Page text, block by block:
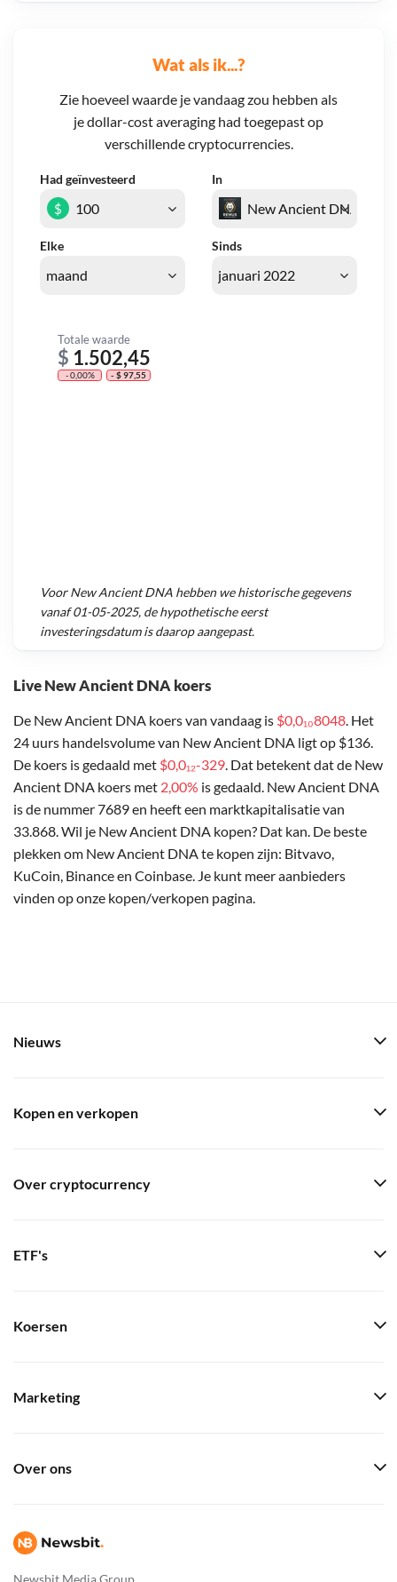
Live New Ancient DNA koers
De New Ancient DNA koers van vandaag is $0,0₁₀8048. Het
24 uurs handelsvolume van New Ancient DNA ligt op $136.
De koers is gedaald met $0,0₁₂-329. Dat betekent dat de New
Ancient DNA koers met 2,00% is gedaald. New Ancient DNA
is de nummer 7689 en heeft een marktkapitalisatie van
33.868. Wil je New Ancient DNA kopen? Dat kan. De beste
plekken om New Ancient DNA te kopen zijn: Bitvavo,
KuCoin, Binance en Coinbase. Je kunt meer aanbieders
vinden op onze kopen/verkopen pagina.
Wat als ik...?
Zie hoeveel waarde je vandaag zou hebben als
je dollar-cost averaging had toegepast op
verschillende cryptocurrencies.
Had geïnvesteerd In
Elke Sinds
$
Totale waarde
$ 1.502,45
- 0,00% - $ 97,55
VoorNew Ancient DNA hebben we historische gegevens
vanaf01-05-2025, de hypothetische eerst
investeringsdatum is daarop aangepast.
Newsbit Media Group
Nieuws
Kopen en verkopen
Over cryptocurrency
ETF's
Koersen
Marketing
Over ons